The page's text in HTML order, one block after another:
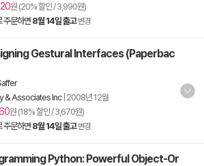
원 (20% 할인 / 3,990원)
주문하면8월 14일 출고 변경
Gestural Interfaces (Paperbac
& Associates Inc| 2008년 12월
원 (18% 할인 / 3,670원)
주문하면8월 14일 출고 변경
Python: Powerful Object-Or